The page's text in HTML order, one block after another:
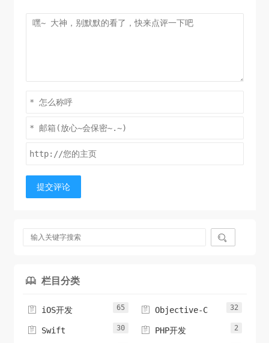
提交评论

 栏目分类
 iOS开发 65  Objective-C 32
 Swift 30  PHP开发 2